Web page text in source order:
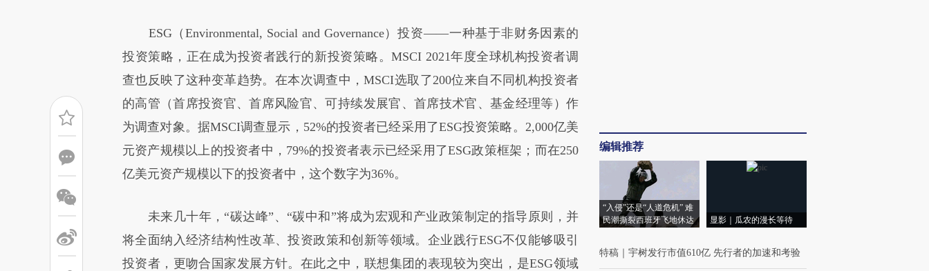
ESG（Environmental, Social and Governance）投资——一种基于非财务因素的
投资策略，正在成为投资者践行的新投资策略。MSCI 2021年度全球机构投资者调
查也反映了这种变革趋势。在本次调查中，MSCI选取了200位来自不同机构投资者
的高管（首席投资官、首席风险官、可持续发展官、首席技术官、基金经理等）作
为调查对象。据MSCI调查显示，52%的投资者已经采用了ESG投资策略。2,000亿美
元资产规模以上的投资者中，79%的投资者表示已经采用了ESG政策框架；而在250
亿美元资产规模以下的投资者中，这个数字为36%。
未来几十年，“碳达峰”、“碳中和”将成为宏观和产业政策制定的指导原则，并
将全面纳入经济结构性改革、投资政策和创新等领域。企业践行ESG不仅能够吸引
投资者，更吻合国家发展方针。在此之中，联想集团的表现较为突出，是ESG领域
编辑推荐
“入侵”还是“人道危机” 难
民潮撕裂西班牙飞地休达
显影｜瓜农的漫长等待
特稿 宇树发行市值610亿 先行者的加速和考验